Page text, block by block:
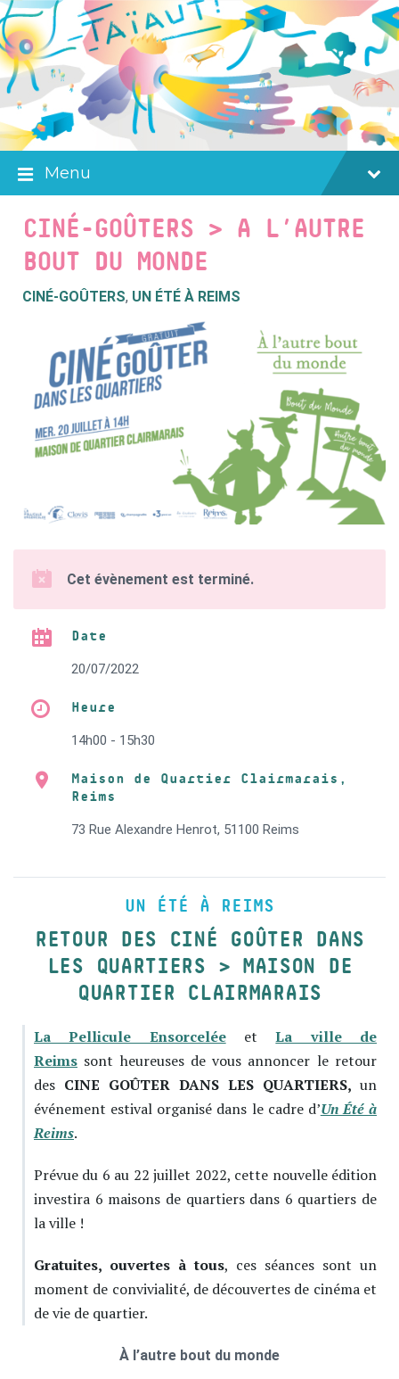
Skip
to
content
Skip
to
main
navigation
Skip
to
footer
Menu
CINÉ-GOÛTERS > A L’AUTRE
BOUT DU MONDE
CINÉ-GOÛTERS, UN ÉTÉ À REIMS
Cet évènement est terminé.
Date
20/07/2022
Heure
14h00 - 15h30
Maison de Quartier Clairmarais,
Reims
73 Rue Alexandre Henrot, 51100 Reims
UN ÉTÉ À REIMS
RETOUR DES CINÉ GOÛTER DANS
LES QUARTIERS > MAISON DE
QUARTIER CLAIRMARAIS
La Pellicule Ensorcelée etLa ville de
Reims sont heureuses de vous annoncer le retour
des CINE GOÛTER DANS LES QUARTIERS, un
événement estival organisé dans le cadre d’Un Été à
Reims.
Prévue du 6 au 22 juillet 2022, cette nouvelle édition
investira 6 maisons de quartiers dans 6 quartiers de
la ville !
Gratuites, ouvertes à tous, ces séances sont un
moment de convivialité, de découvertes de cinéma et
de vie de quartier.
À l’autre bout du monde